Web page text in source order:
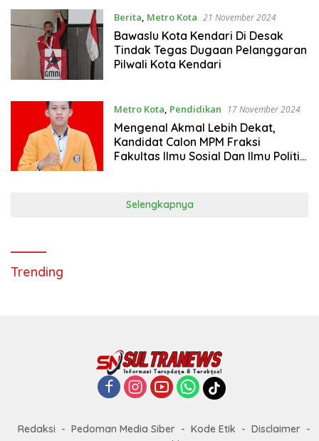
Berita, Metro Kota 21 November 2024
Bawaslu Kota Kendari Di Desak
Tindak Tegas Dugaan Pelanggaran
Pilwali Kota Kendari
Metro Kota, Pendidikan 17 November 2024
Mengenal Akmal Lebih Dekat,
Kandidat Calon MPM Fraksi
Fakultas Ilmu Sosial Dan Ilmu Politik
Selengkapnya
Trending
Redaksi Pedoman Media Siber Kode Etik
Disclaimer